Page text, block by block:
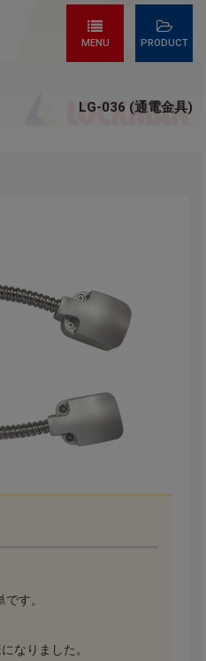
MENU PRODUCT
LG-036 (通電金具)
す。
なりました。